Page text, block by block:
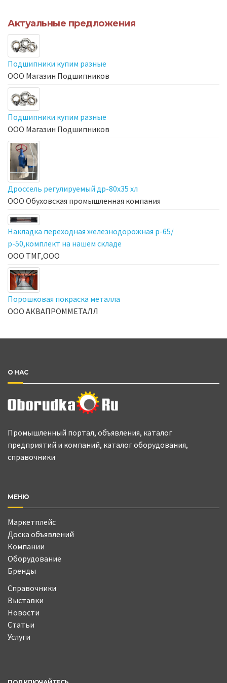
Актуальные предложения
Подшипники купим разные
ООО Магазин Подшипников
Подшипники купим разные
ООО Магазин Подшипников
Дроссель регулируемый др-80х35 хл
ООО Обуховская промышленная компания
Накладка переходная железнодорожная р-65/
р-50,комплект на нашем складе
ООО ТМГ,ООО
Порошковая покраска металла
ООО АКВАПРОММЕТАЛЛ
О НАС
Промышленный портал, объявления, каталог
предприятий и компаний, каталог оборудования,
справочники
МЕНЮ
Маркетплейс
Доска объявлений
Компании
Оборудование
Бренды
Справочники
Выставки
Новости
Статьи
Услуги